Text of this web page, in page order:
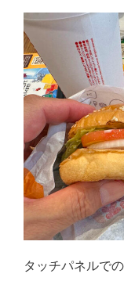
タッチパネルで